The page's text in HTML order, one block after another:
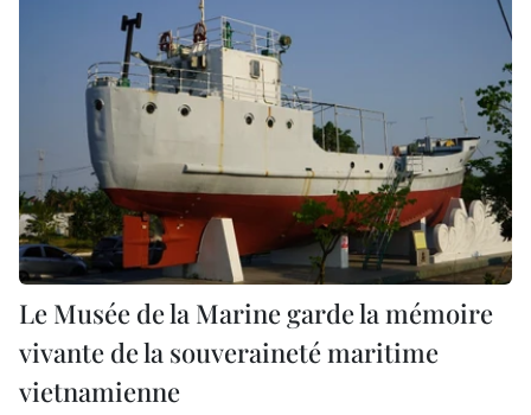
Le Musée de la Marine garde la mémoire
vivante de la souveraineté maritime
vietnamienne